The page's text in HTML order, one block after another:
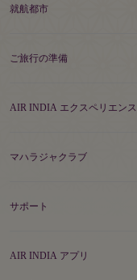
就航都市
ご旅行の準備
AIR INDIA エクスペリエンス
マハラジャクラブ
サポート
AIR INDIA アプリ